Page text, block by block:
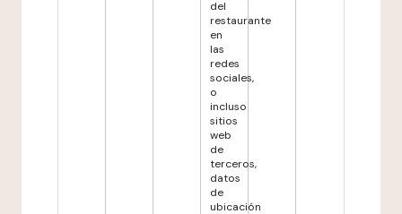
del
restaurante
en
las
redes
sociales,
o
incluso
sitios
web
de
terceros,
datos
de
ubicación